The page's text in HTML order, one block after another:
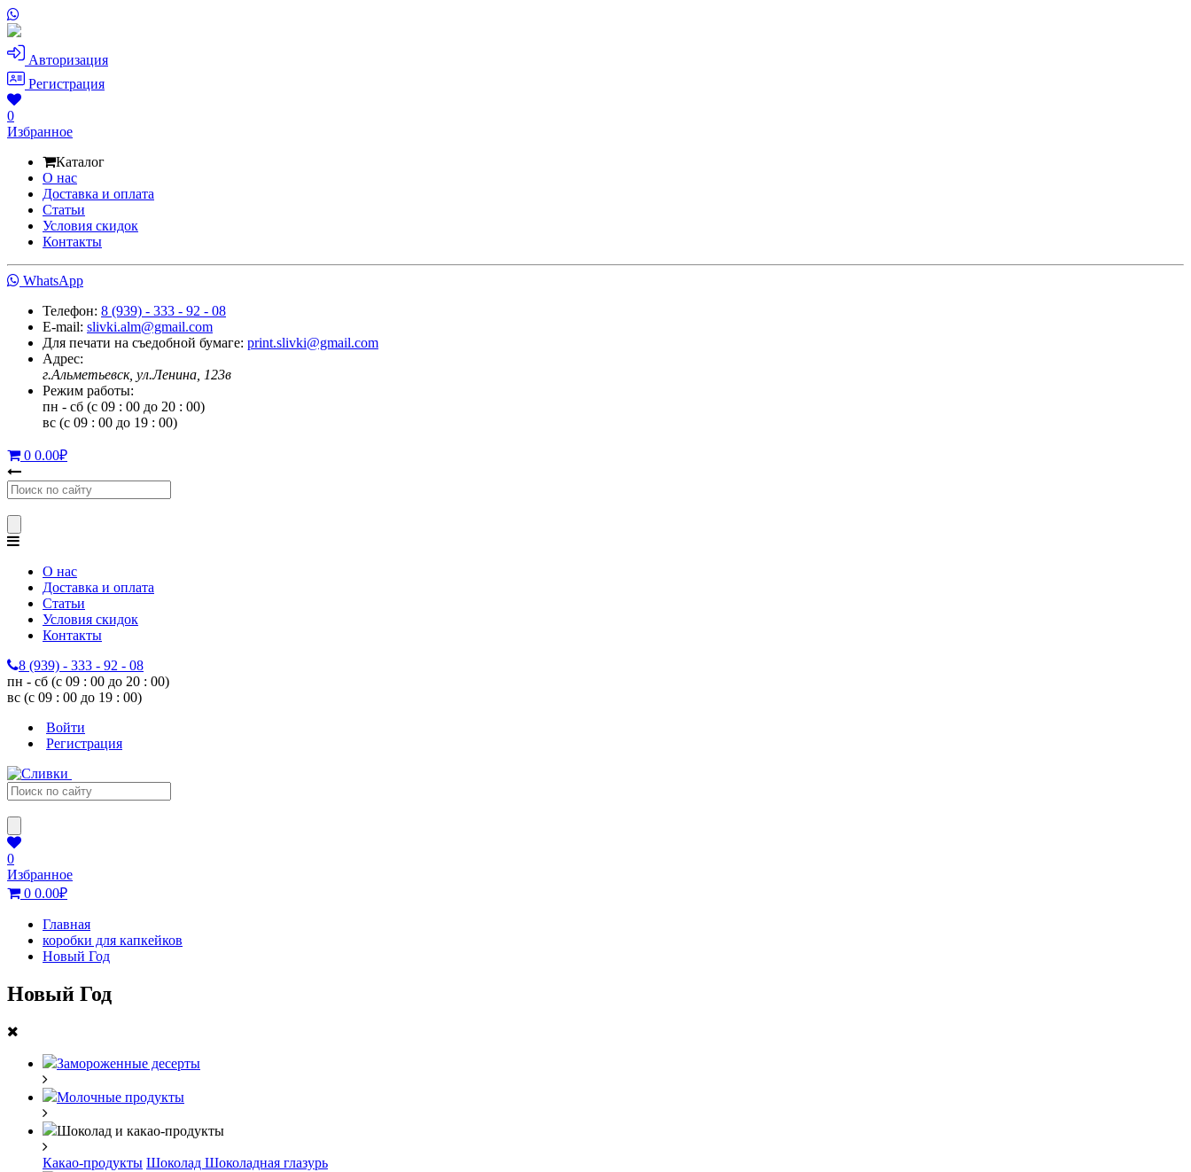
Авторизация
Регистрация
0
Избранное
Каталог
О нас
Доставка и оплата
Статьи
Условия скидок
Контакты
WhatsApp
Телефон: 8 (939) - 333 - 92 - 08
E-mail: slivki.alm@gmail.com
Для печати на съедобной бумаге: print.slivki@gmail.com
Адрес:
г.Альметьевск, ул.Ленина, 123в
Режим работы:
пн - сб (с 09 : 00 до 20 : 00)
вс (с 09 : 00 до 19 : 00)
0 0.00₽
О нас
Доставка и оплата
Статьи
Условия скидок
Контакты
8 (939) - 333 - 92 - 08
пн - сб (с 09 : 00 до 20 : 00)
вс (с 09 : 00 до 19 : 00)
Войти
Регистрация
0
Избранное
0 0.00₽
Главная
коробки для капкейков
Новый Год
Новый Год
Замороженные десерты
Молочные продукты
Шоколад и какао-продукты
Какао-продукты Шоколад Шоколадная глазурь